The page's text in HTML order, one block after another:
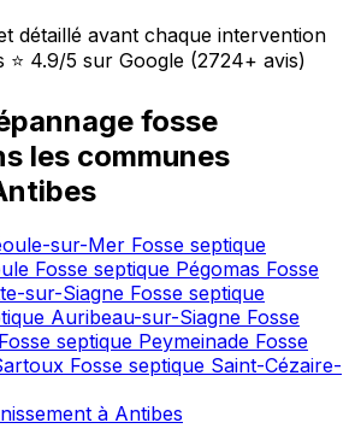
détaillé avant chaque intervention
⭐ 4.9/5 sur Google (2724+ avis)
fosse
les communes
sur-Mer Fosse septique
Fosse septique Pégomas Fosse
sur-Siagne Fosse septique
Auribeau-sur-Siagne Fosse
Fosse septique Peymeinade Fosse
Fosse septique Saint-Cézaire-
à Antibes